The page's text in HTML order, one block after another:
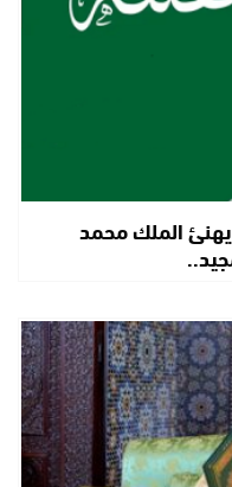
الملك محمد